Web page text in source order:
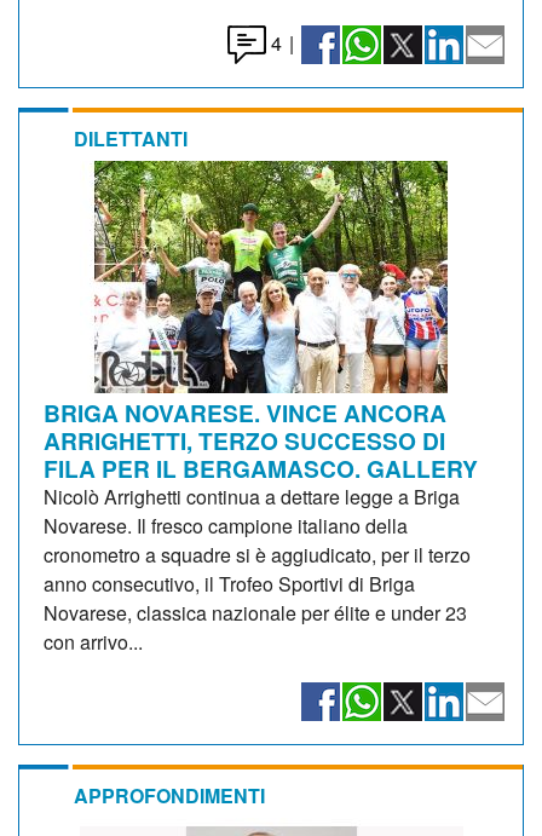
4 |
DILETTANTI
BRIGA NOVARESE. VINCE ANCORA
ARRIGHETTI, TERZO SUCCESSO DI
FILA PER IL BERGAMASCO. GALLERY
Nicolò Arrighetti continua a dettare legge a Briga
Novarese. Il fresco campione italiano della
cronometro a squadre si è aggiudicato, per il terzo
anno consecutivo, il Trofeo Sportivi di Briga
Novarese, classica nazionale per élite e under 23
con arrivo...
APPROFONDIMENTI